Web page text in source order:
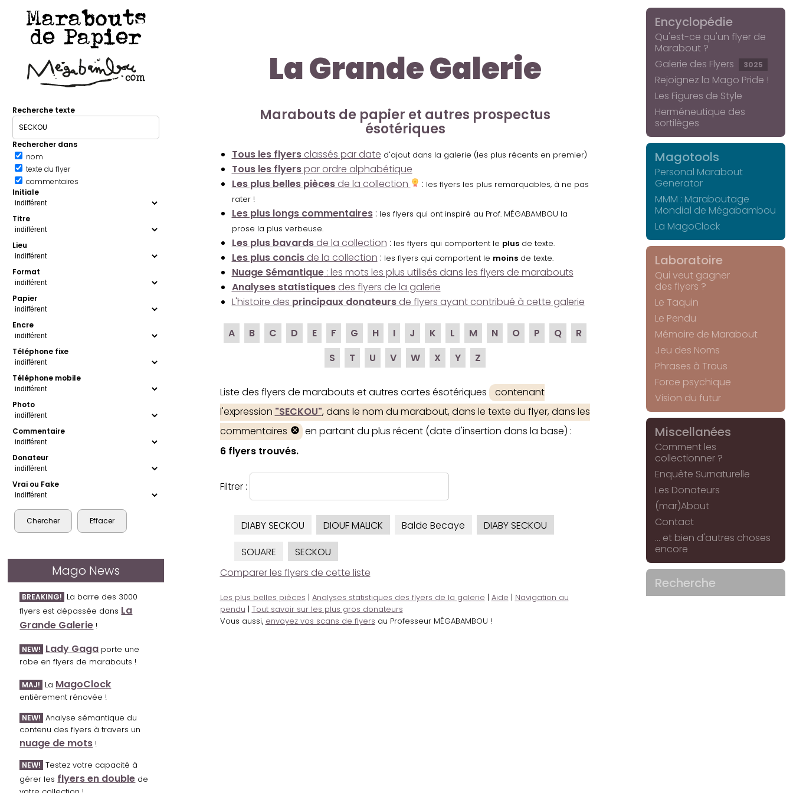
Marabouts
de Papier
Recherche texte
Rechercher dans
nom
texte du flyer
commentaires
Initiale
Titre
Lieu
Format
Papier
Encre
Téléphone fixe
Téléphone mobile
Photo
Commentaire
Donateur
Vrai ou Fake
Mago News
BREAKING! La barre des 3000
flyers est dépassée dans La
Grande Galerie !
NEW! Lady Gaga porte une
robe en flyers de marabouts !
MAJ! La MagoClock
entièrement rénovée !
NEW! Analyse sémantique du
contenu des flyers à travers un
nuage de mots !
NEW! Testez votre capacité à
gérer les flyers en double de
La Grande Galerie
Marabouts de papier et autres prospectus
ésotériques
Tous les flyersclassés par date d'ajout dans la galerie (les plus récents en premier)
Tous les flyerspar ordre alphabétique
Les plus belles piècesde la collection : les flyers les plus remarquables, à ne pas
rater !
Les plus longs commentaires: les flyers qui ont inspiré au Prof. MÉGABAMBOU la
prose la plus verbeuse.
Les plus bavardsde la collection : les flyers qui comportent le plusde texte.
Les plus concisde la collection : les flyers qui comportent le moinsde texte.
Nuage Sémantique: les mots les plus utilisés dans les flyers de marabouts
Analyses statistiquesdes flyers de la galerie
L'histoire des principaux donateursde flyers ayant contribué à cette galerie
A B C D E F G H I J K L M N O P Q
R
S
T U V W X Y Z
Liste des flyers de marabouts et autres cartes ésotériques
contenant
l'expression "SECKOU", dans le nom du marabout, dans le texte du flyer, dans les
commentaires
en partant du plus récent (date d'insertion dans la base) :
6 flyers trouvés.
Filtrer :
DIABY SECKOU DIOUF MALICK Balde Becaye
DIABY SECKOU
SOUARE
SECKOU
Comparer les flyers de cette liste
Les plus belles pièces | Analyses statistiques des flyers de la galerie | Aide | Navigation au
pendu | Tout savoir sur les plus gros donateurs
Vous aussi, envoyez vos scans de flyers au Professeur MÉGABAMBOU !
Encyclopédie
Qu'est-ce qu'un flyer de
Marabout ?
Galerie des Flyers
3025
Rejoignez la Mago Pride !
Les Figures de Style
Herméneutique des
sortilèges
Magotools
Personal Marabout
Generator
MMM : Maraboutage
Mondial de Mégabambou
La MagoClock
Laboratoire
Qui veut gagner
des flyers ?
Le Taquin
Le Pendu
Mémoire de Marabout
Jeu des Noms
Phrases à Trous
Force psychique
Vision du futur
Miscellanées
Comment les
collectionner ?
Enquête Surnaturelle
Les Donateurs
(mar)About
Contact
... et bien d'autres choses
encore
Recherche